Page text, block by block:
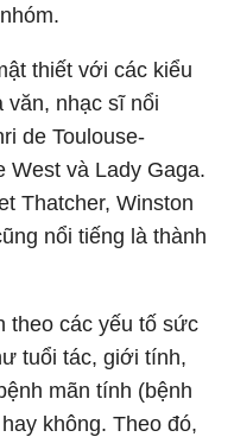
thiết với các kiểu
văn, nhạc sĩ nổi
de Toulouse-
West và Lady Gaga.
Thatcher, Winston
nổi tiếng là thành
theo các yếu tố sức
tuổi tác, giới tính,
mãn tính (bệnh
không. Theo đó,